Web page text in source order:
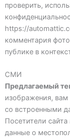
проверить,
https://
комментария
публике в
СМИ
Предлагаемый
изображения, вам
со встроенными
Посетители
данные о